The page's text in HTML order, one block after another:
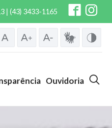
| (43) 3433-1165
Ouvidoria